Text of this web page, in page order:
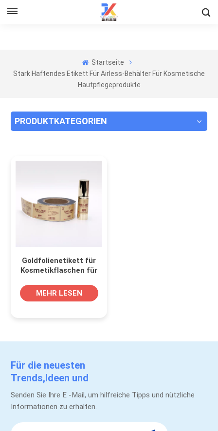
Startseite
Stark Haftendes Etikett Für Airless-Behälter Für Kosmetische
Hautpflegeprodukte
PRODUKTKATEGORIEN
Goldfolienetikett für
Kosmetikflaschen für
Hautpflegeserum mit
starkem Klebstoff
MEHR LESEN
Für die neuesten
Trends,Ideen und
Werbeaktionen.
Senden Sie Ihre E -Mail, um hilfreiche Tipps und nützliche
Informationen zu erhalten.